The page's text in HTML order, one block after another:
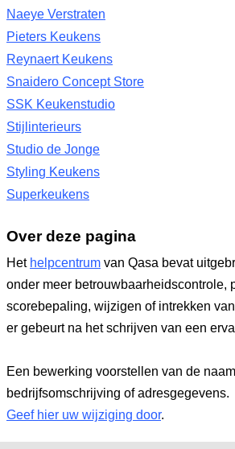
Naeye Verstraten
Pieters Keukens
Reynaert Keukens
Snaidero Concept Store
SSK Keukenstudio
Stijlinterieurs
Studio de Jonge
Styling Keukens
Superkeukens
Over deze pagina
Het helpcentrum van Qasa bevat
onder meer betrouwbaarheidscontrole,
scorebepaling, wijzigen of intrekken
er gebeurt na het schrijven van een
Een bewerking voorstellen van de
bedrijfsomschrijving of adresgegevens.
Geef hier uw wijziging door.